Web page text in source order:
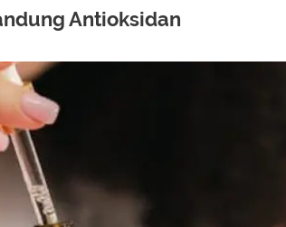
Antioksidan